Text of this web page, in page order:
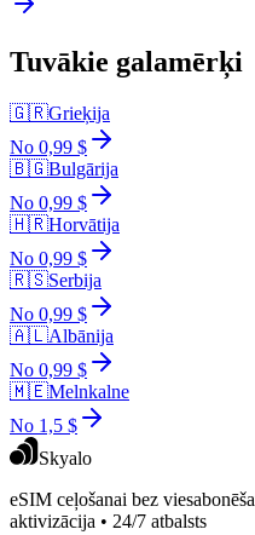
Tuvākie galamērķi
🇬🇷Grieķija
No 0,99 $
🇧🇬Bulgārija
No 0,99 $
🇭🇷Horvātija
No 0,99 $
🇷🇸Serbija
No 0,99 $
🇦🇱Albānija
No 0,99 $
🇲🇪Melnkalne
No 1,5 $
Skyalo
eSIM ceļošanai bez
aktivizācija • 24/7 atbalsts